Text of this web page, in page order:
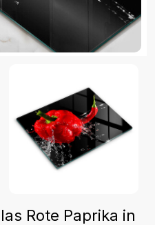
Rote Paprika in